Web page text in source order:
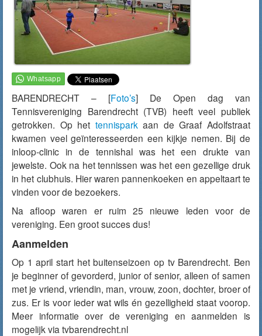
BARENDRECHT – [Foto’s] De Open dag van
Tennisvereniging Barendrecht (TVB) heeft veel publiek
getrokken. Op het tennispark aan de Graaf Adolfstraat
kwamen veel geïnteresseerden een kijkje nemen. Bij de
inloop-clinic in de tennishal was het een drukte van
jewelste. Ook na het tennissen was het een gezellige druk
in het clubhuis. Hier waren pannenkoeken en appeltaart te
vinden voor de bezoekers.
Na afloop waren er ruim 25 nieuwe leden voor de
vereniging. Een groot succes dus!
Aanmelden
Op 1 april start het buitenseizoen op tv Barendrecht. Ben
je beginner of gevorderd, junior of senior, alleen of samen
met je vriend, vriendin, man, vrouw, zoon, dochter, broer of
zus. Er is voor ieder wat wils én gezelligheid staat voorop.
Meer informatie over de vereniging en aanmelden is
mogelijk via tvbarendrecht.nl